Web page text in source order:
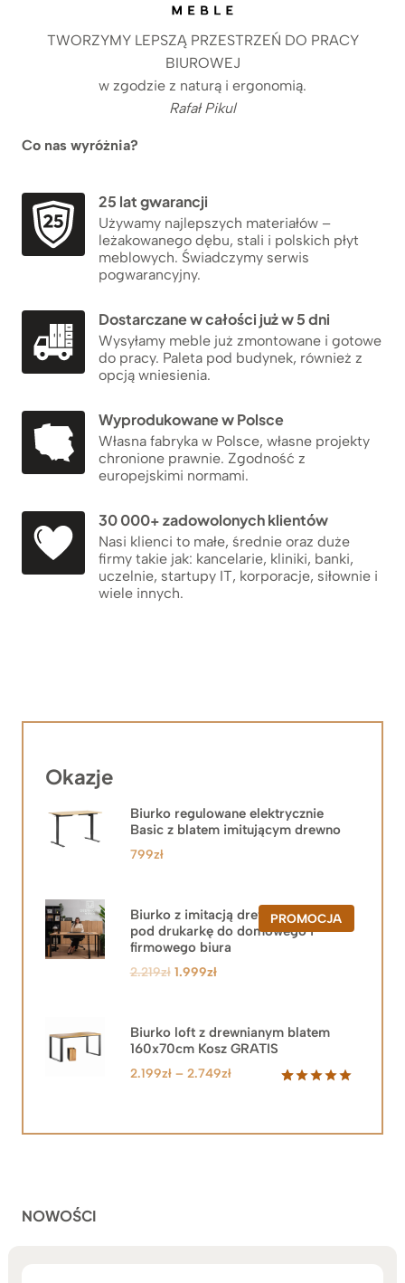
TWORZYMY LEPSZĄ PRZESTRZEŃ DO PRACY
BIUROWEJ
w zgodzie z naturą i ergonomią.
Rafał Pikul
Co nas wyróżnia?
25 lat gwarancji
Używamy najlepszych materiałów –
leżakowanego dębu, stali i polskich płyt
meblowych. Świadczymy serwis
pogwarancyjny.
Dostarczane w całości już w 5 dni
Wysyłamy meble już zmontowane i gotowe
do pracy. Paleta pod budynek, również z
opcją wniesienia.
Wyprodukowane w Polsce
Własna fabryka w Polsce, własne projekty
chronione prawnie. Zgodność z
europejskimi normami.
30 000+ zadowolonych klientów
Nasi klienci to małe, średnie oraz duże
firmy takie jak: kancelarie, kliniki, banki,
uczelnie, startupy IT, korporacje, siłownie i
wiele innych.
Okazje
Biurko regulowane elektrycznie
Basic z blatem imitującym drewno
799zł
PROMOCJAPRODUKT
W
Biurko z imitacją drewna z szafką
pod drukarkę do domowego i
firmowego biura
2.219zł Pierwotna
2.219zł.
1.999złAktualna
1.999zł.
Biurko loft z drewnianym blatem
160x70cm Kosz GRATIS
2.199zł – 2.749złZakres
2.199zł
NOWOŚCI